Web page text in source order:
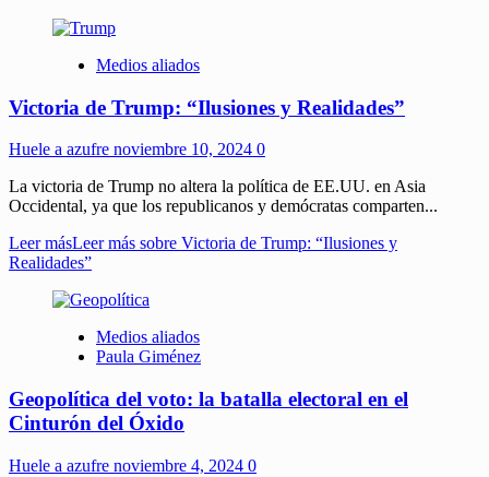
Medios aliados
Victoria de Trump: “Ilusiones y Realidades”
Huele a azufre noviembre 10, 2024 0
La victoria de Trump no altera la política de EE.UU. en Asia
Occidental, ya que los republicanos y demócratas comparten...
Leer másLeer más sobre Victoria de Trump: “Ilusiones y
Realidades”
Medios aliados
Paula Giménez
Geopolítica del voto: la batalla electoral en el
Cinturón del Óxido
Huele a azufre noviembre 4, 2024 0